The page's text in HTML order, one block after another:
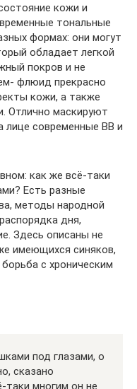
кожи и
тональные
формах: они могут
обладает легкой
покров и не
флюид прекрасно
кожи, а также
Отлично маскируют
лице современные ВВ и
как же всё-таки
Есть разные
методы народной
дня,
Здесь описаны не
имеющихся синяков,
с хроническим
под глазами, о
сказано
таки многим он не